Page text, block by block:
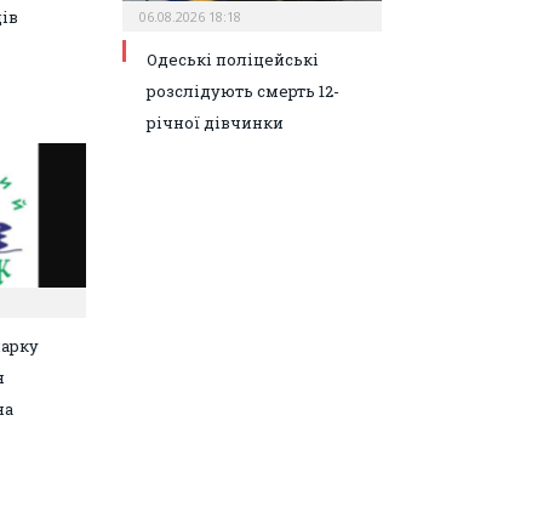
06.08.2026 18:18
Одеські поліцейські
розслідують смерть 12-
річної дівчинки